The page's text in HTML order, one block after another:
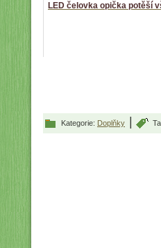
LED čelovka opička potěší
Kategorie: Doplňky